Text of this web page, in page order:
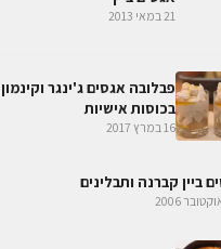
21 במאי 2013
פבלובה אגסים ג'ינגר וקינמון
בכוסות אישיות
16 במרץ 2017
ביין קברנה ותבלינים